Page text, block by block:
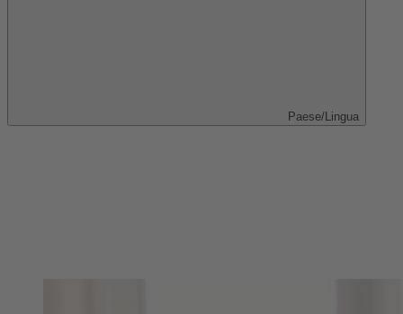
Paese/Lingua